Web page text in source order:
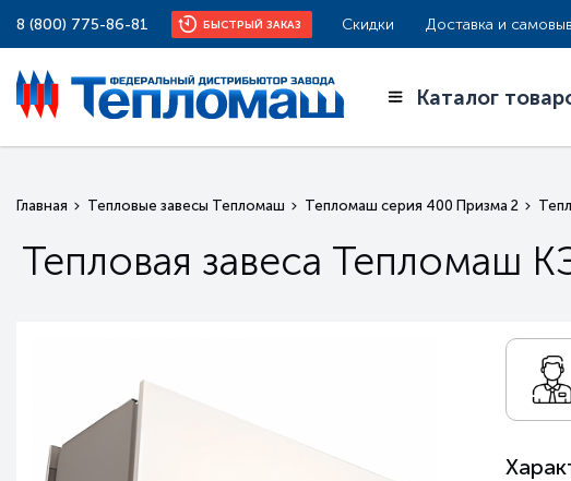
8 (800) 775-86-81 БЫСТРЫЙ ЗАКАЗ Скидки Доставка и
Каталог
Главная Тепловые завесы Тепломаш Тепломаш серия 400 Призма 2
Тепловая завеса Тепломаш